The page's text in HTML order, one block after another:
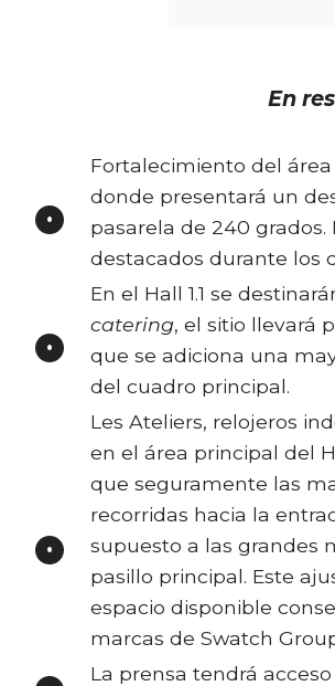
En
Fortalecimiento del área
donde presentará un
pasarela de 240
destacados durante los
En el Hall 1.1 se
catering, el sitio llevará
que se adiciona una
del cuadro principal.
Les Ateliers, relojeros
en el área principal del
que seguramente las
recorridas hacia la
supuesto a las grandes
pasillo principal. Este
espacio disponible
marcas de Swatch
La prensa tendrá